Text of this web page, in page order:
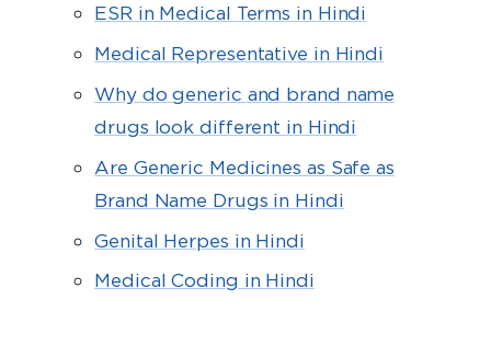
ESR in Medical Terms in Hindi
Medical Representative in Hindi
Why do generic and brand name
drugs look different in Hindi
Are Generic Medicines as Safe as
Brand Name Drugs in Hindi
Genital Herpes in Hindi
Medical Coding in Hindi